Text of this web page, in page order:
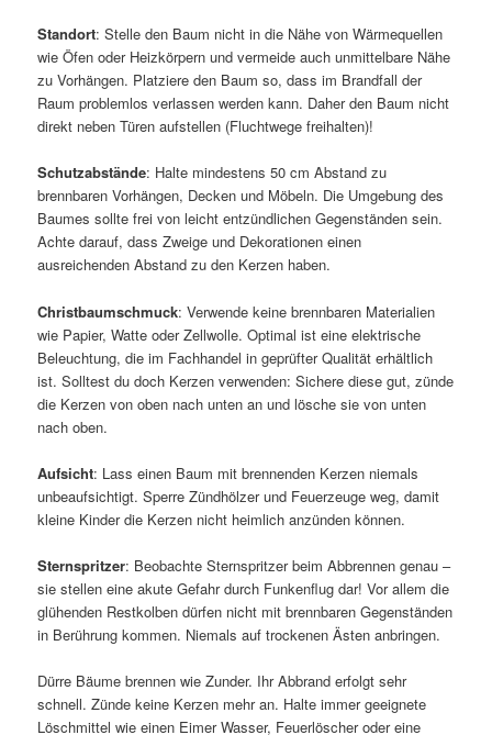
Standort: Stelle den Baum nicht in die Nähe von Wärmequellen
wie Öfen oder Heizkörpern und vermeide auch unmittelbare Nähe
zu Vorhängen. Platziere den Baum so, dass im Brandfall der
Raum problemlos verlassen werden kann. Daher den Baum nicht
direkt neben Türen aufstellen (Fluchtwege freihalten)!
Schutzabstände: Halte mindestens 50 cm Abstand zu
brennbaren Vorhängen, Decken und Möbeln. Die Umgebung des
Baumes sollte frei von leicht entzündlichen Gegenständen sein.
Achte darauf, dass Zweige und Dekorationen einen
ausreichenden Abstand zu den Kerzen haben.
Christbaumschmuck: Verwende keine brennbaren Materialien
wie Papier, Watte oder Zellwolle. Optimal ist eine elektrische
Beleuchtung, die im Fachhandel in geprüfter Qualität erhältlich
ist. Solltest du doch Kerzen verwenden: Sichere diese gut, zünde
die Kerzen von oben nach unten an und lösche sie von unten
nach oben.
Aufsicht: Lass einen Baum mit brennenden Kerzen niemals
unbeaufsichtigt. Sperre Zündhölzer und Feuerzeuge weg, damit
kleine Kinder die Kerzen nicht heimlich anzünden können.
Sternspritzer: Beobachte Sternspritzer beim Abbrennen genau –
sie stellen eine akute Gefahr durch Funkenflug dar! Vor allem die
glühenden Restkolben dürfen nicht mit brennbaren Gegenständen
in Berührung kommen. Niemals auf trockenen Ästen anbringen.
Dürre Bäume brennen wie Zunder. Ihr Abbrand erfolgt sehr
schnell. Zünde keine Kerzen mehr an. Halte immer geeignete
Löschmittel wie einen Eimer Wasser, Feuerlöscher oder eine